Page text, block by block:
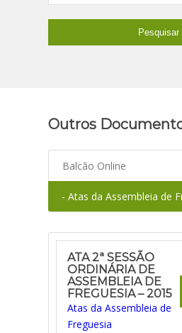
Outros
Balcão Online
- Atas da Assembleia de
ATA 2ª SESSÃO
ORDINÁRIA DE
ASSEMBLEIA DE
FREGUESIA – 2015
Atas da Assembleia de
Freguesia